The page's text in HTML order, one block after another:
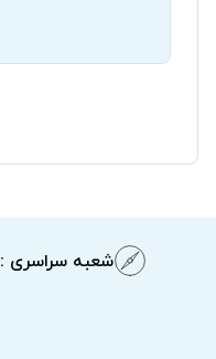
شعبه سراسری :